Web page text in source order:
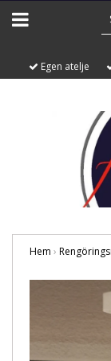
Egen atelje
Hem ›